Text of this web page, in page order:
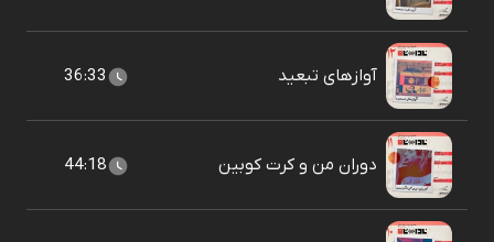
آوازهای تبعید 36:33
دوران من و کرت کوبين 44:18